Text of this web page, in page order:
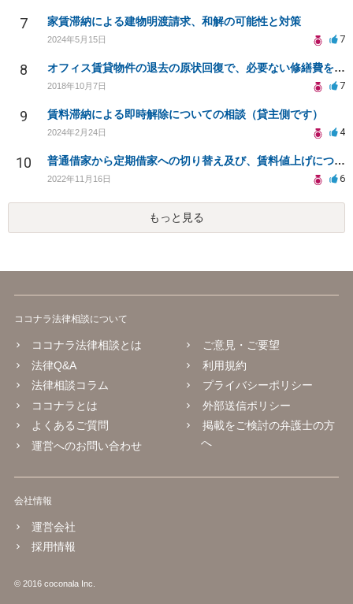
7 家賃滞納による建物明渡請求、和解の可能性と対策
2024年5月15日 7
8 オフィス賃貸物件の退去の原状回復で、必要ない修繕費を請求されている
2018年10月7日 7
9 賃料滞納による即時解除についての相談（貸主側です）
2024年2月24日 4
10 普通借家から定期借家への切り替え及び、賃料値上げについて
2022年11月16日 6
もっと見る
ココナラ法律相談について
ココナラ法律相談とは
法律Q&A
法律相談コラム
ココナラとは
よくあるご質問
運営へのお問い合わせ
ご意見・ご要望
利用規約
プライバシーポリシー
外部送信ポリシー
掲載をご検討の弁護士の方
へ
会社情報
運営会社
採用情報
© 2016 coconala Inc.